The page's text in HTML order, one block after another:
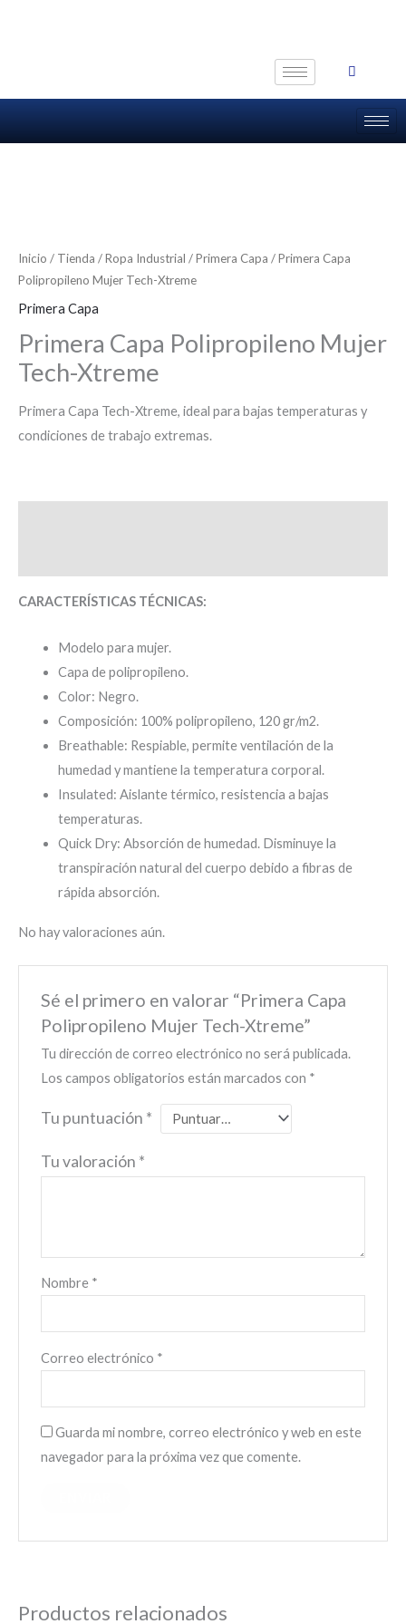
Inicio / Tienda /Ropa Industrial /Primera Capa / Primera Capa
Polipropileno Mujer Tech-Xtreme
Primera Capa
Primera Capa Polipropileno Mujer
Tech-Xtreme
Primera Capa Tech-Xtreme, ideal para bajas temperaturas y
condiciones de trabajo extremas.
CARACTERÍSTICAS TÉCNICAS:
Modelo para mujer.
Capa de polipropileno.
Color: Negro.
Composición: 100% polipropileno, 120 gr/m2.
Breathable: Respiable, permite ventilación de la
humedad y mantiene la temperatura corporal.
Insulated: Aislante térmico, resistencia a bajas
temperaturas.
Quick Dry: Absorción de humedad. Disminuye la
transpiración natural del cuerpo debido a fibras de
rápida absorción.
No hay valoraciones aún.
Sé el primero en valorar “Primera Capa
Polipropileno Mujer Tech-Xtreme”
Tu dirección de correo electrónico no será publicada.
Los campos obligatorios están marcados con *
Tu puntuación *
Tu valoración *
Nombre *
Correo electrónico *
Guarda mi nombre, correo electrónico y web en este
navegador para la próxima vez que comente.
Productos relacionados